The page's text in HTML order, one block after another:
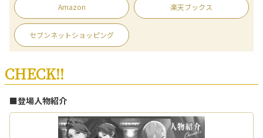
Amazon 楽天ブックス
セブンネットショッピング
CHECK!!
■登場人物紹介